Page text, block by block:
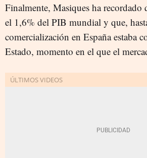
Finalmente, Masiques ha recordado
el 1,6% del PIB mundial y que,
comercialización en España estaba
Estado, momento en el que el